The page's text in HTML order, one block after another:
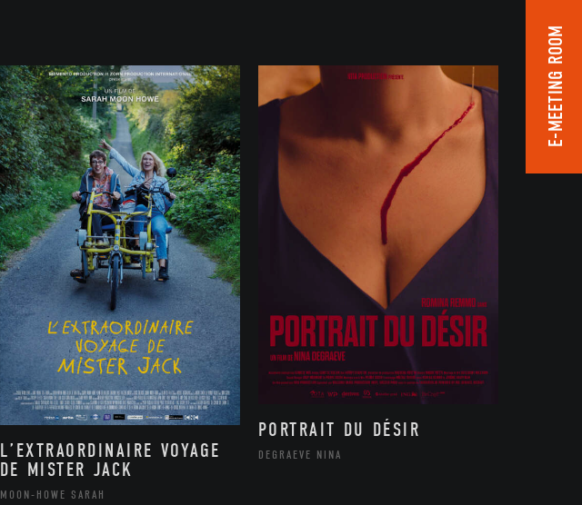
L’EXTRAORDINAIRE VOYAGE
DE MISTER JACK
MOON-HOWE SARAH
PORTRAIT DU DÉSIR
DEGRAEVE NINA
E-MEETING ROOM